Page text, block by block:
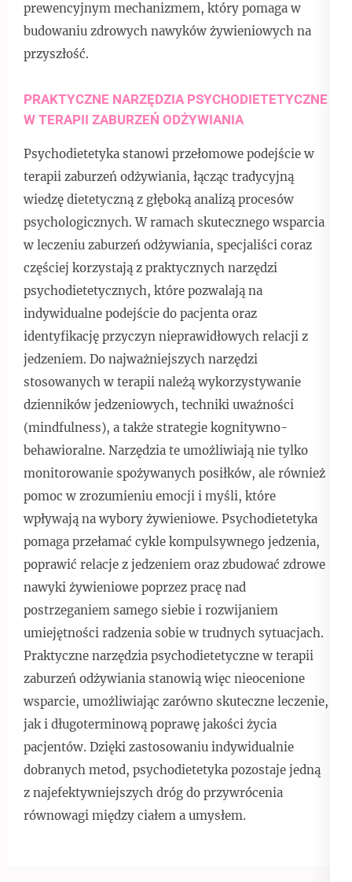
prewencyjnym mechanizmem, który pomaga w
budowaniu zdrowych nawyków żywieniowych na
przyszłość.
PRAKTYCZNE NARZĘDZIA PSYCHODIETETYCZNE
W TERAPII ZABURZEŃ ODŻYWIANIA
Psychodietetyka stanowi przełomowe podejście w
terapii zaburzeń odżywiania, łącząc tradycyjną
wiedzę dietetyczną z głęboką analizą procesów
psychologicznych. W ramach skutecznego wsparcia
w leczeniu zaburzeń odżywiania, specjaliści coraz
częściej korzystają z praktycznych narzędzi
psychodietetycznych, które pozwalają na
indywidualne podejście do pacjenta oraz
identyfikację przyczyn nieprawidłowych relacji z
jedzeniem. Do najważniejszych narzędzi
stosowanych w terapii należą wykorzystywanie
dzienników jedzeniowych, techniki uważności
(mindfulness), a także strategie kognitywno-
behawioralne. Narzędzia te umożliwiają nie tylko
monitorowanie spożywanych posiłków, ale również
pomoc w zrozumieniu emocji i myśli, które
wpływają na wybory żywieniowe. Psychodietetyka
pomaga przełamać cykle kompulsywnego jedzenia,
poprawić relacje z jedzeniem oraz zbudować zdrowe
nawyki żywieniowe poprzez pracę nad
postrzeganiem samego siebie i rozwijaniem
umiejętności radzenia sobie w trudnych sytuacjach.
Praktyczne narzędzia psychodietetyczne w terapii
zaburzeń odżywiania stanowią więc nieocenione
wsparcie, umożliwiając zarówno skuteczne leczenie,
jak i długoterminową poprawę jakości życia
pacjentów. Dzięki zastosowaniu indywidualnie
dobranych metod, psychodietetyka pozostaje jedną
z najefektywniejszych dróg do przywrócenia
równowagi między ciałem a umysłem.